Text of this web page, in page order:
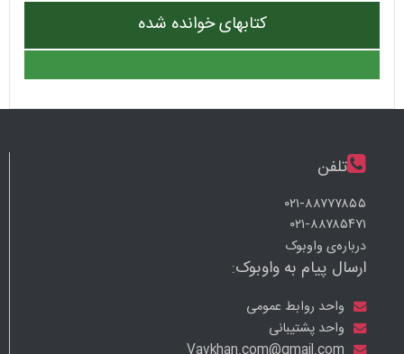
کتابهای خوانده شده
تلفن
۰۲۱-۸۸۷۷۷۸۵۵
۰۲۱-۸۸۷۸۵۴۷۱
درباره‌ی واوبوک
ارسال پیام به واوبوک:
واحد روابط عمومی
واحد پشتیبانی